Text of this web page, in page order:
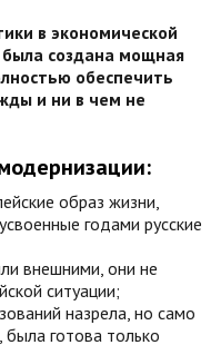
в экономической
была создана мощная
обеспечить
и ни в чем не
образ жизни,
годами русские
внешними, они не
ситуации;
назрела, но само
готова только